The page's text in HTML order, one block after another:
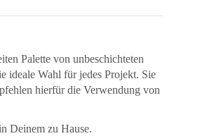
Palette von unbeschichteten
ideale Wahl für jedes Projekt. Sie
hierfür die Verwendung von
Deinem zu Hause.